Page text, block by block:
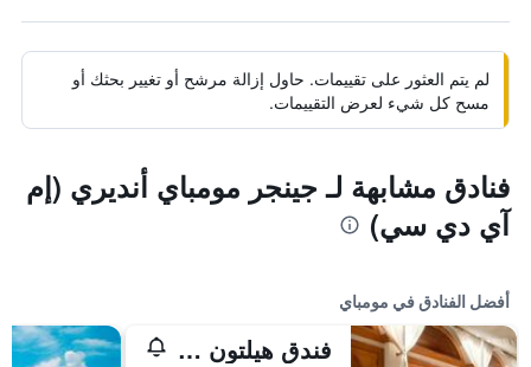
لم يتم العثور على تقييمات. حاول إزالة مرشح أو تغيير بحثك أو
مسح كل شيء لعرض التقييمات.
فنادق مشابهة لـ جينجر مومباي أنديري (إم
آي دي سي)
أفضل الفنادق في مومباي
فندق هيلتون مومباي إنترناشيونال اير بورت